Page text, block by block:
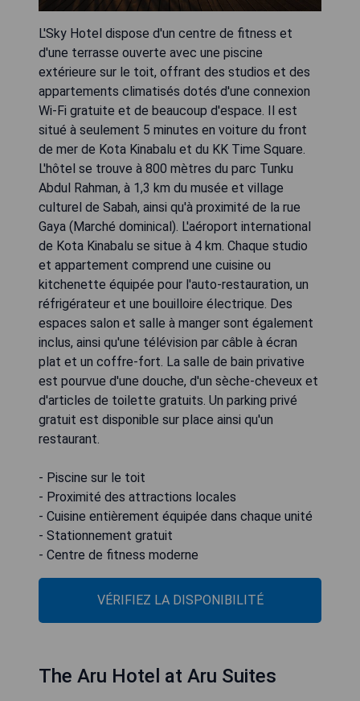
L'Sky Hotel dispose d'un centre de fitness et
d'une terrasse ouverte avec une piscine
extérieure sur le toit, offrant des studios et des
appartements climatisés dotés d'une connexion
Wi-Fi gratuite et de beaucoup d'espace. Il est
situé à seulement 5 minutes en voiture du front
de mer de Kota Kinabalu et du KK Time Square.
L'hôtel se trouve à 800 mètres du parc Tunku
Abdul Rahman, à 1,3 km du musée et village
culturel de Sabah, ainsi qu'à proximité de la rue
Gaya (Marché dominical). L'aéroport international
de Kota Kinabalu se situe à 4 km. Chaque studio
et appartement comprend une cuisine ou
kitchenette équipée pour l'auto-restauration, un
réfrigérateur et une bouilloire électrique. Des
espaces salon et salle à manger sont également
inclus, ainsi qu'une télévision par câble à écran
plat et un coffre-fort. La salle de bain privative
est pourvue d'une douche, d'un sèche-cheveux et
d'articles de toilette gratuits. Un parking privé
gratuit est disponible sur place ainsi qu'un
restaurant.
- Piscine sur le toit
- Proximité des attractions locales
- Cuisine entièrement équipée dans chaque unité
- Stationnement gratuit
- Centre de fitness moderne
VÉRIFIEZ LA DISPONIBILITÉ
The Aru Hotel at Aru Suites